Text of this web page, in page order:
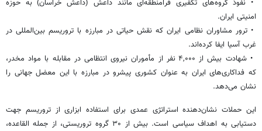
• نفوذ گروه‌های تکفیری فرامنطقه‌ای مانند داعش (داعش خراسان) به حوزه
امنیتی ایران.
• ترور مشاوران نظامی ایران که نقش حیاتی در مبارزه با تروریسم بین‌المللی در
غرب آسیا ایفا کرده‌اند.
• شهادت بیش از ۴,۰۰۰ نفر از مأموران نیروی انتظامی در مقابله با مواد مخدر،
که فداکاری‌های ایران به عنوان کشوری پیشرو در مبارزه با این معضل جهانی را
نشان می‌دهد.
این حملات نشان‌دهنده استراتژی عمدی برای استفاده ابزاری از تروریسم جهت
دستیابی به اهداف سیاسی است. بیش از ۳۰ گروه تروریستی، از جمله القاعده،